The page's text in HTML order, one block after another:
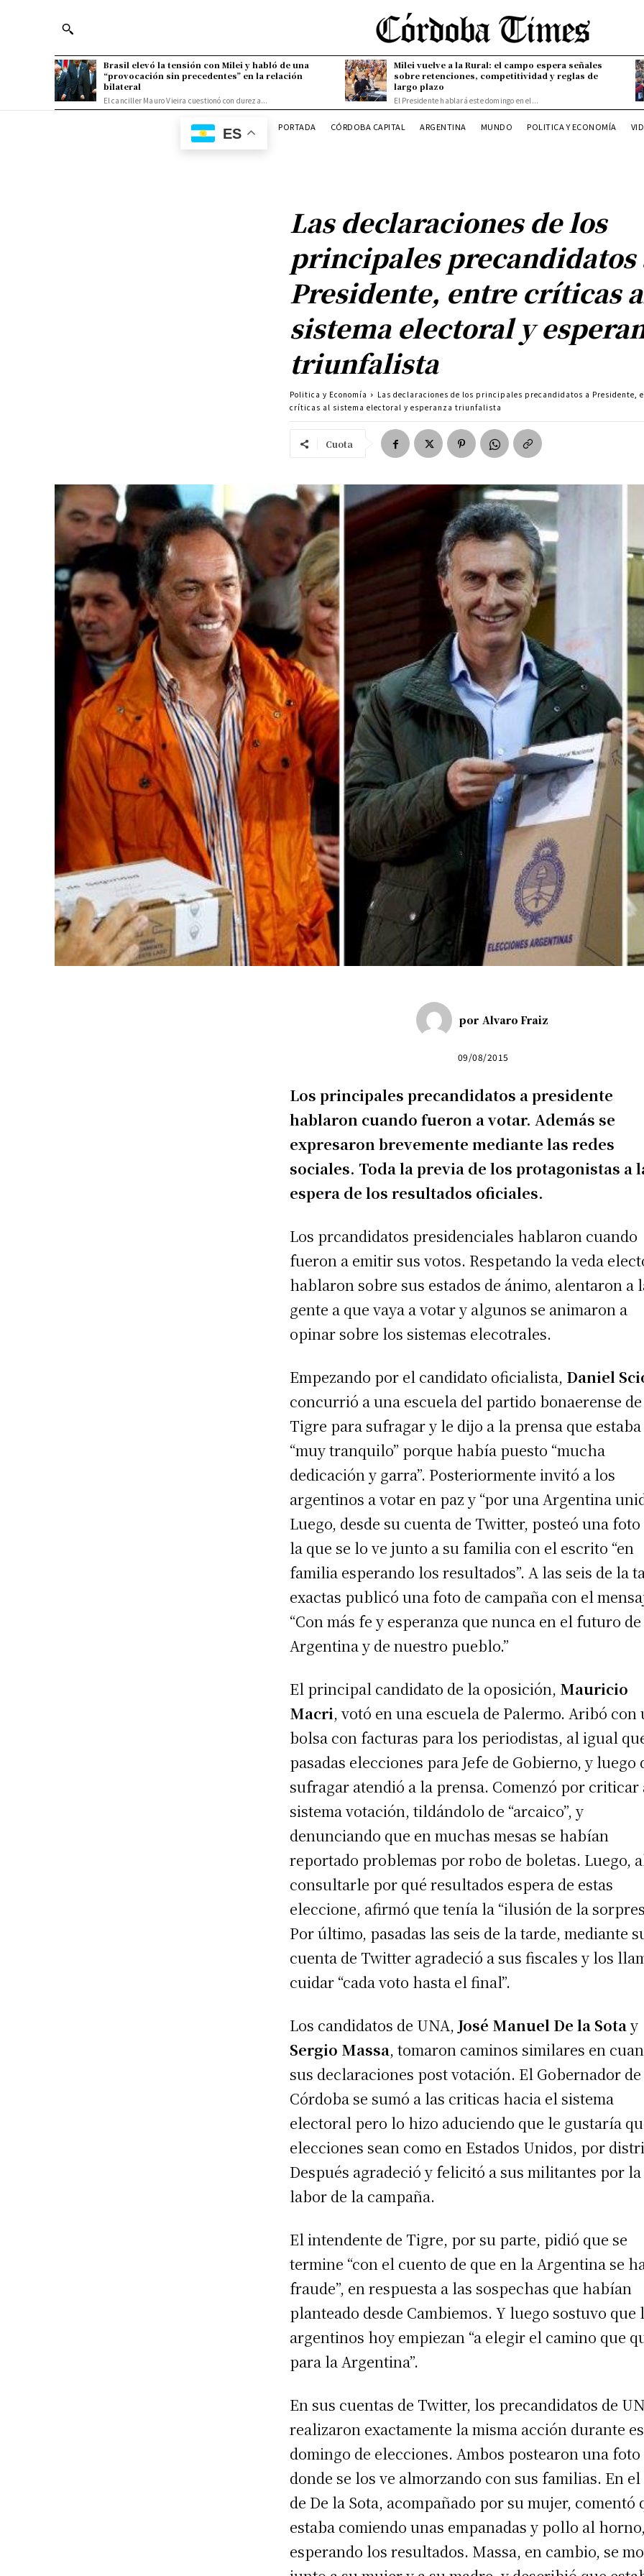
Brasil elevó la tensión con Milei y habló de una
“provocación sin precedentes” en la relación
bilateral
El canciller Mauro Vieira cuestionó con dureza...
Milei vuelve a la Rural: el campo espera señales
sobre retenciones, competitividad y reglas de
largo plazo
El Presidente hablará este domingo en el...
ES PORTADA CÓRDOBA CAPITAL ARGENTINA MUNDO POLITICA Y ECONOMÍA
Las declaraciones de los
principales precandidatos
Presidente, entre críticas
sistema electoral y
triunfalista
Politica y Economía
Las declaraciones de los principales precandidatos a Presidente,
críticas al sistema electoral y esperanza triunfalista
Cuota
por Alvaro Fraiz
09/08/2015
Los principales precandidatos a presidente
hablaron cuando fueron a votar. Además se
expresaron brevemente mediante las redes
sociales. Toda la previa de los protagonistas a
espera de los resultados oficiales.
Los prcandidatos presidenciales hablaron cuando
fueron a emitir sus votos. Respetando la veda
hablaron sobre sus estados de ánimo, alentaron a
gente a que vaya a votar y algunos se animaron a
opinar sobre los sistemas elecotrales.
Empezando por el candidato oficialista, Daniel
concurrió a una escuela del partido bonaerense de
Tigre para sufragar y le dijo a la prensa que estaba
“muy tranquilo” porque había puesto “mucha
dedicación y garra”. Posteriormente invitó a los
argentinos a votar en paz y “por una Argentina
Luego, desde su cuenta de Twitter, posteó una foto
la que se lo ve junto a su familia con el escrito “en
familia esperando los resultados”. A las seis de la
exactas publicó una foto de campaña con el
“Con más fe y esperanza que nunca en el futuro de
Argentina y de nuestro pueblo.”
El principal candidato de la oposición, Mauricio
Macri, votó en una escuela de Palermo. Aribó con
bolsa con facturas para los periodistas, al igual
pasadas elecciones para Jefe de Gobierno, y luego
sufragar atendió a la prensa. Comenzó por criticar
sistema votación, tildándolo de “arcaico”, y
denunciando que en muchas mesas se habían
reportado problemas por robo de boletas. Luego,
consultarle por qué resultados espera de estas
eleccione, afirmó que tenía la “ilusión de la
Por último, pasadas las seis de la tarde, mediante
cuenta de Twitter agradeció a sus fiscales y los
cuidar “cada voto hasta el final”.
Los candidatos de UNA,José Manuel De la Sota y
Sergio Massa, tomaron caminos similares en
sus declaraciones post votación. El Gobernador de
Córdoba se sumó a las criticas hacia el sistema
electoral pero lo hizo aduciendo que le gustaría
elecciones sean como en Estados Unidos, por
Después agradeció y felicitó a sus militantes por la
labor de la campaña.
El intendente de Tigre, por su parte, pidió que se
termine “con el cuento de que en la Argentina se
fraude”, en respuesta a las sospechas que habían
planteado desde Cambiemos. Y luego sostuvo que
argentinos hoy empiezan “a elegir el camino que
para la Argentina”.
En sus cuentas de Twitter, los precandidatos de
realizaron exactamente la misma acción durante
domingo de elecciones. Ambos postearon una foto
donde se los ve almorzando con sus familias. En el
de De la Sota, acompañado por su mujer, comentó
estaba comiendo unas empanadas y pollo al horno,
esperando los resultados. Massa, en cambio, se